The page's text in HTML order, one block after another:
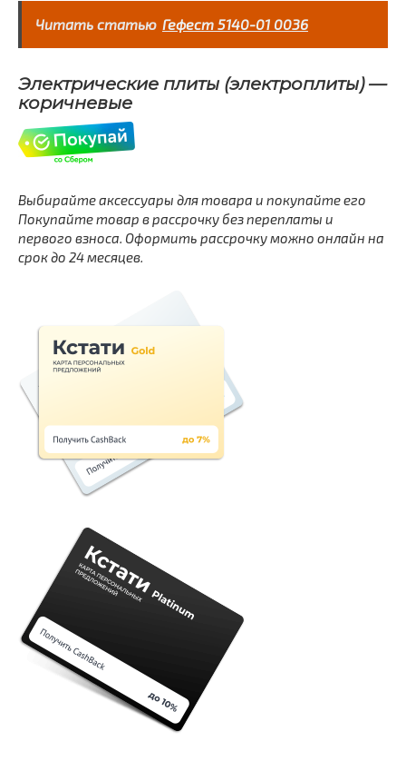
Читать статью Гефест 5140-01 0036
Электрические плиты (электроплиты) —
коричневые
Выбирайте аксессуары для товара и покупайте его
Покупайте товар в рассрочку без переплаты и
первого взноса. Оформить рассрочку можно онлайн на
срок до 24 месяцев.